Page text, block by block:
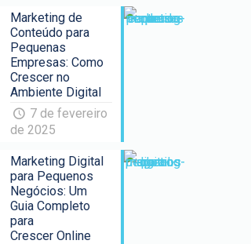
Marketing de
Conteúdo para
Pequenas
Empresas: Como
Crescer no
Ambiente Digital
7 de fevereiro
de 2025
Marketing Digital
para Pequenos
Negócios: Um
Guia Completo
para
Crescer Online